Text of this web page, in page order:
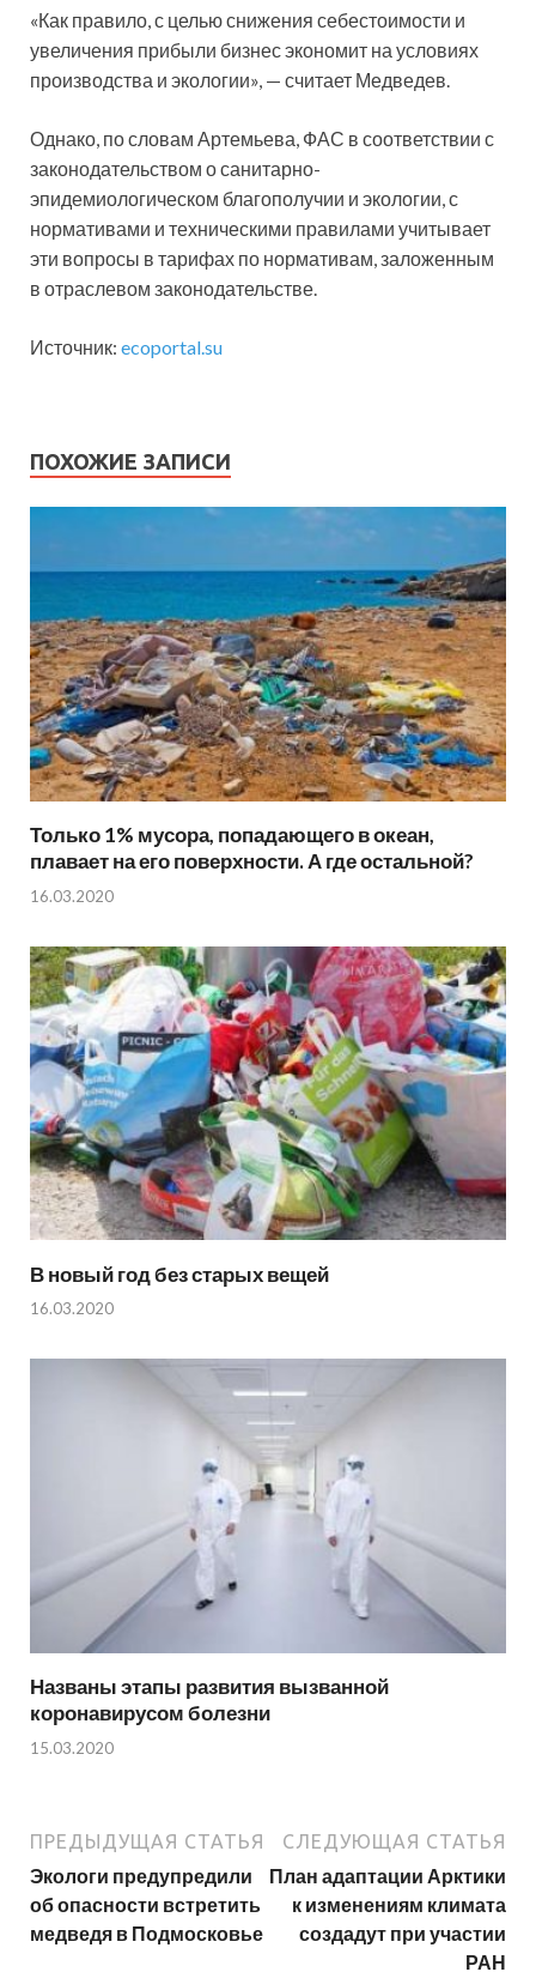
«Как правило, с целью снижения себестоимости и
увеличения прибыли бизнес экономит на условиях
производства и экологии», — считает Медведев.
Однако, по словам Артемьева, ФАС в соответствии с
законодательством о санитарно-
эпидемиологическом благополучии и экологии, с
нормативами и техническими правилами учитывает
эти вопросы в тарифах по нормативам, заложенным
в отраслевом законодательстве.
Источник: ecoportal.su
ПОХОЖИЕ ЗАПИСИ
Только 1% мусора, попадающего в океан,
плавает на его поверхности. А где остальной?
16.03.2020
В новый год без старых вещей
16.03.2020
Названы этапы развития вызванной
коронавирусом болезни
15.03.2020
ПРЕДЫДУЩАЯ СТАТЬЯ
Экологи предупредили
об опасности встретить
медведя в Подмосковье
СЛЕДУЮЩАЯ СТАТЬЯ
План адаптации Арктики
к изменениям климата
создадут при участии
РАН